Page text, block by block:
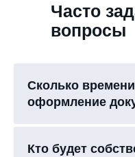
Часто
вопросы
Сколько
оформление
Кто будет